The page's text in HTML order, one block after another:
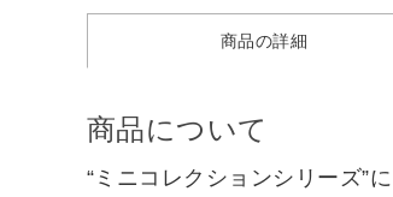
商品の詳細
商品について
“ミニコレクションシリーズ”